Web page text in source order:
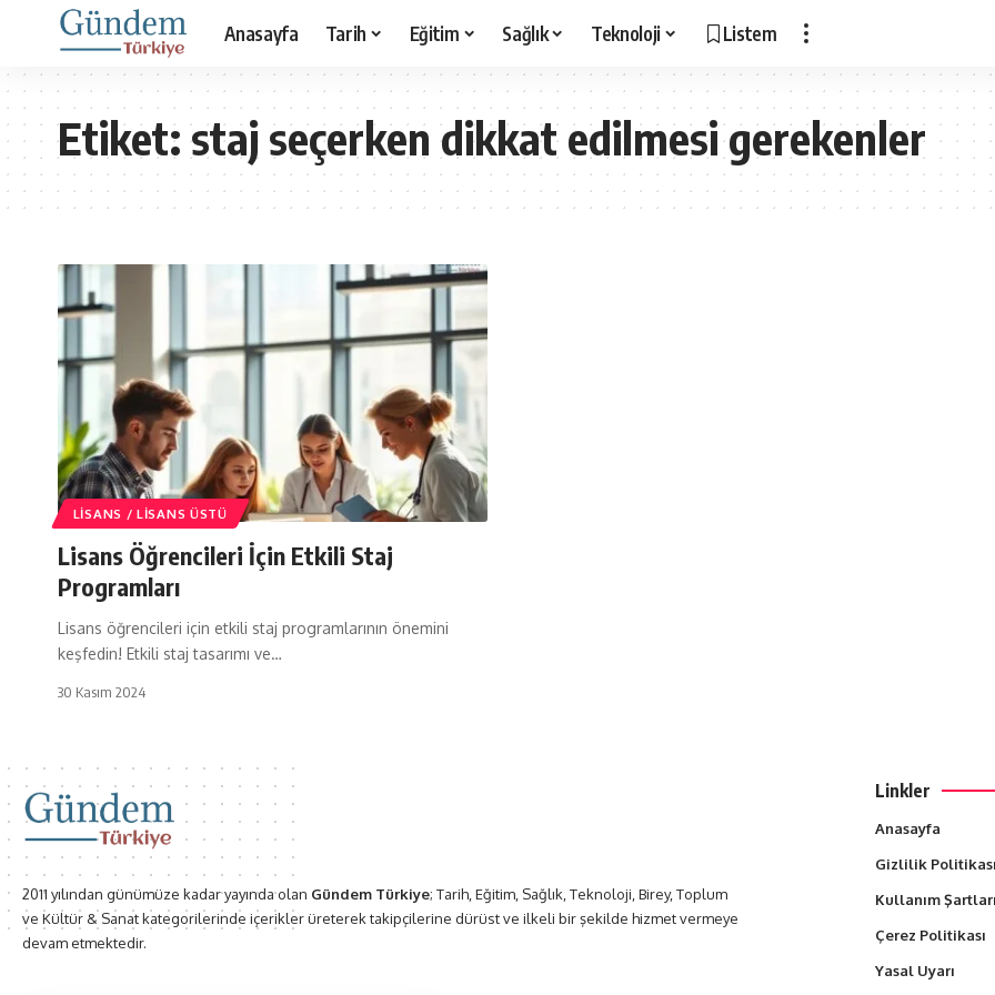
Anasayfa Tarih Eğitim Sağlık Teknoloji Listem
Etiket:staj seçerken dikkat edilmesi gerekenler
LISANS / LISANS ÜSTÜ
Lisans Öğrencileri İçin Etkili Staj
Programları
Lisans öğrencileri için etkili staj programlarının önemini
keşfedin! Etkili staj tasarımı ve…
30 Kasım 2024
2011 yılından günümüze kadar yayında olan Gündem Türkiye; Tarih, Eğitim, Sağlık, Teknoloji, Birey, Toplum
ve Kültür & Sanat kategorilerinde içerikler üreterek takipçilerine dürüst ve ilkeli bir şekilde hizmet vermeye
devam etmektedir.
Linkler
Anasayfa
Gizlilik Politikası
Kullanım Şartları
Çerez Politikası
Yasal Uyarı